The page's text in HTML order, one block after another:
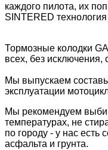
каждого пилота, их
SINTERED технология
Тормозные колодки
всех, без исключения,
Мы выпускаем
эксплуатации
Мы рекомендуем
температурах, не
по городу - у нас
асфальта и грунта.